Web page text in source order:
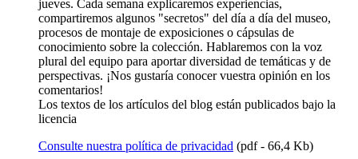
jueves. Cada semana explicaremos experiencias,
compartiremos algunos "secretos" del día a día del museo,
procesos de montaje de exposiciones o cápsulas de
conocimiento sobre la colección. Hablaremos con la voz
plural del equipo para aportar diversidad de temáticas y de
perspectivas. ¡Nos gustaría conocer vuestra opinión en los
comentarios!
Los textos de los artículos del blog están publicados bajo la
licencia
Consulte nuestra política de privacidad (pdf - 66,4 Kb)